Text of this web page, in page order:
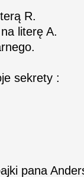
R.
literę A.
sekrety :
pana